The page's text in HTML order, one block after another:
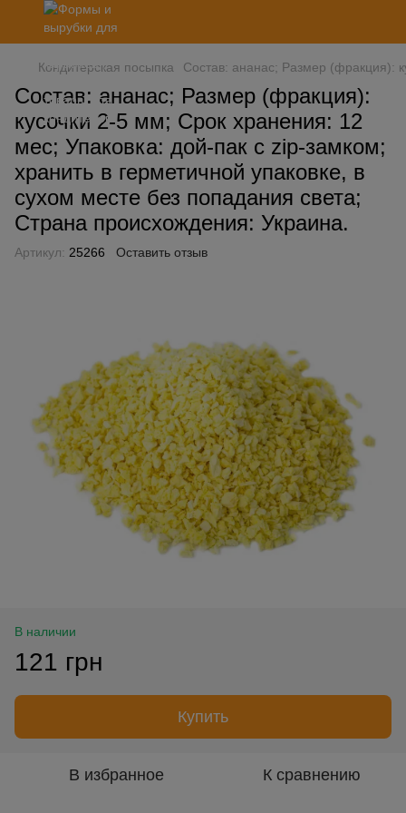
Кондитерская посыпка Состав: ананас; Размер (фракция):
Состав: ананас; Размер (фракция):
кусочки 2-5 мм; Срок хранения: 12
мес; Упаковка: дой-пак с zip-замком;
хранить в герметичной упаковке, в
сухом месте без попадания света;
Страна происхождения: Украина.
Артикул: 25266 Оставить отзыв
В наличии
121 грн
Купить
В избранное К сравнению